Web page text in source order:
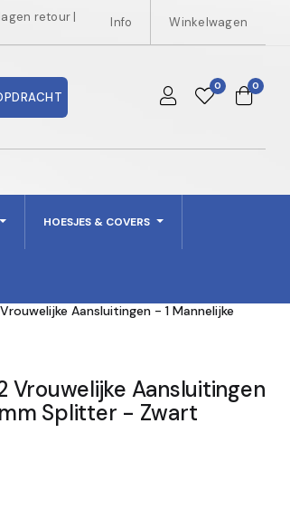
retour | Info Winkelwagen
0 0
HOESJES & COVERS
Aansluitingen - 1 Mannelijke
Vrouwelijke Aansluitingen
Splitter - Zwart